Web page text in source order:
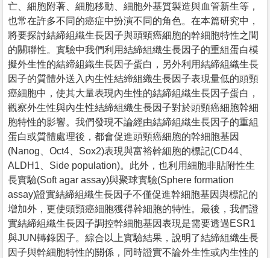
亡、細胞附著、細胞移動、細胞外基質製造與血管新生等，
也常在許多不同的癌症中扮演不同的角色。在本篇研究中，
將要探討結締組織生長因子與頭頸癌細胞的幹細胞特性之間
的關聯性。實驗中我們利用結締組織生長因子的重組蛋白模
擬外生性的結締組織生長因子蛋白，另外利用結締組織生長
因子的質體外送入內生性結締組織生長因子表現量低的頭頸
癌細胞中，使其大量表現內生性的結締組織生長因子蛋白，
觀察外生性與內生性結締組織生長因子對於頭頸癌細胞幹細
胞特性的影響。我們發現不論經由結締組織生長因子的重組
蛋白或質體處理後，都會促進頭頸癌細胞的幹細胞基因
(Nanog、Oct4、Sox2)表現與富裕幹細胞的標記(CD44、
ALDH1、Side population)。此外，也利用細胞非貼附性生
長實驗(Soft agar assay)與聚球實驗(Sphere formation
assay)證實結締組織生長因子不僅促進幹細胞基因與標記的
增加外，更使頭頸癌細胞獲得幹細胞的特性。最後，我們證
實結締組織生長因子調控幹細胞基因表現是需要透過ESR1
與JUN轉錄因子。綜合以上實驗結果，說明了結締組織生長
因子與幹細胞特性的關係，同時證實不論外生性或內生性的